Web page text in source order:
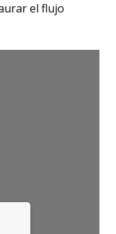
el flujo